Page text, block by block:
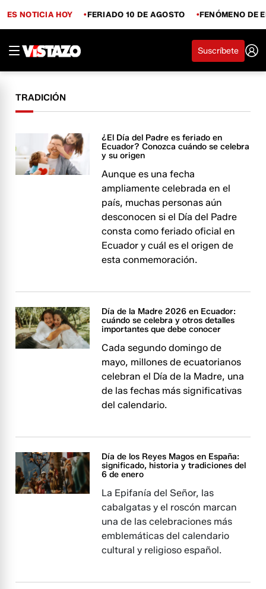
ES NOTICIA HOY FERIADO 10 DE AGOSTO FENÓMENO DE
Suscríbete
TRADICIÓN
¿El Día del Padre es feriado en
Ecuador? Conozca cuándo se celebra
y su origen
Aunque es una fecha
ampliamente celebrada en el
país, muchas personas aún
desconocen si el Día del Padre
consta como feriado oficial en
Ecuador y cuál es el origen de
esta conmemoración.
Día de la Madre 2026 en Ecuador:
cuándo se celebra y otros detalles
importantes que debe conocer
Cada segundo domingo de
mayo, millones de ecuatorianos
celebran el Día de la Madre, una
de las fechas más significativas
del calendario.
Día de los Reyes Magos en España:
significado, historia y tradiciones del
6 de enero
La Epifanía del Señor, las
cabalgatas y el roscón marcan
una de las celebraciones más
emblemáticas del calendario
cultural y religioso español.